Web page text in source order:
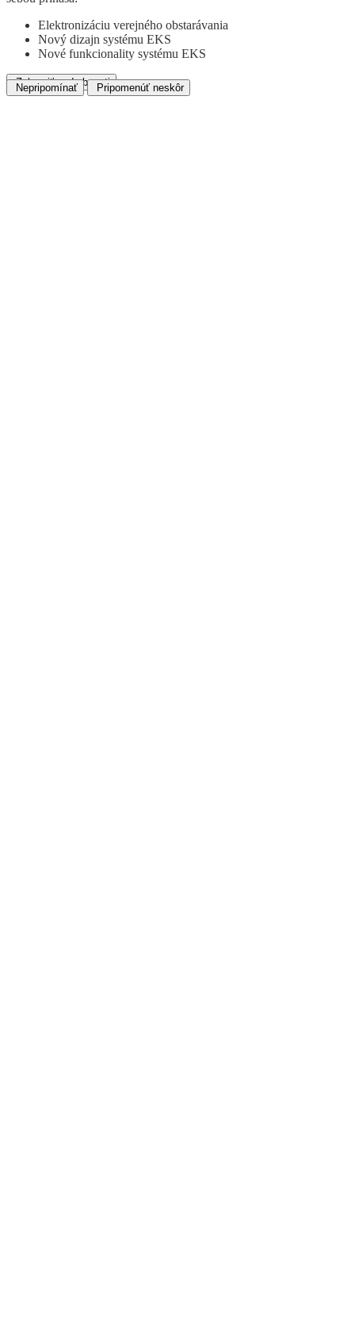
Elektronizáciu verejného obstarávania
Nový dizajn systému EKS
Nové funkcionality systému EKS
Zobraziť podrobnosti
Nepripomínať Pripomenúť neskôr